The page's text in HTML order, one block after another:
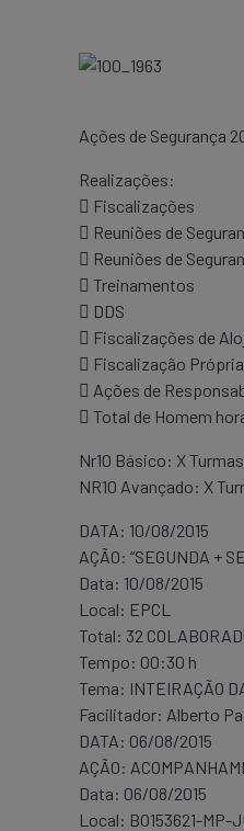
Ações de Segurança
Realizações:
 Fiscalizações
 Reuniões de
 Reuniões de
 Treinamentos
 DDS
 Fiscalizações de
 Fiscalização
 Ações de
 Total de Homem
Nr10 Básico: X
NR10 Avançado: X
DATA: 10/08/2015
AÇÃO: “SEGUNDA +
Data: 10/08/2015
Local: EPCL
Total: 32
Tempo: 00:30 h
Tema: INTEIRAÇÃO
Facilitador: Alberto
DATA: 06/08/2015
AÇÃO:
Data: 06/08/2015
Local: BO153621-MP-